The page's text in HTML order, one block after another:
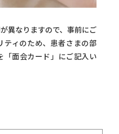
異なりますので、事前にご
ティのため、患者さまの部
「面会カード」にご記入い